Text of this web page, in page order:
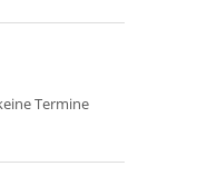
Termine